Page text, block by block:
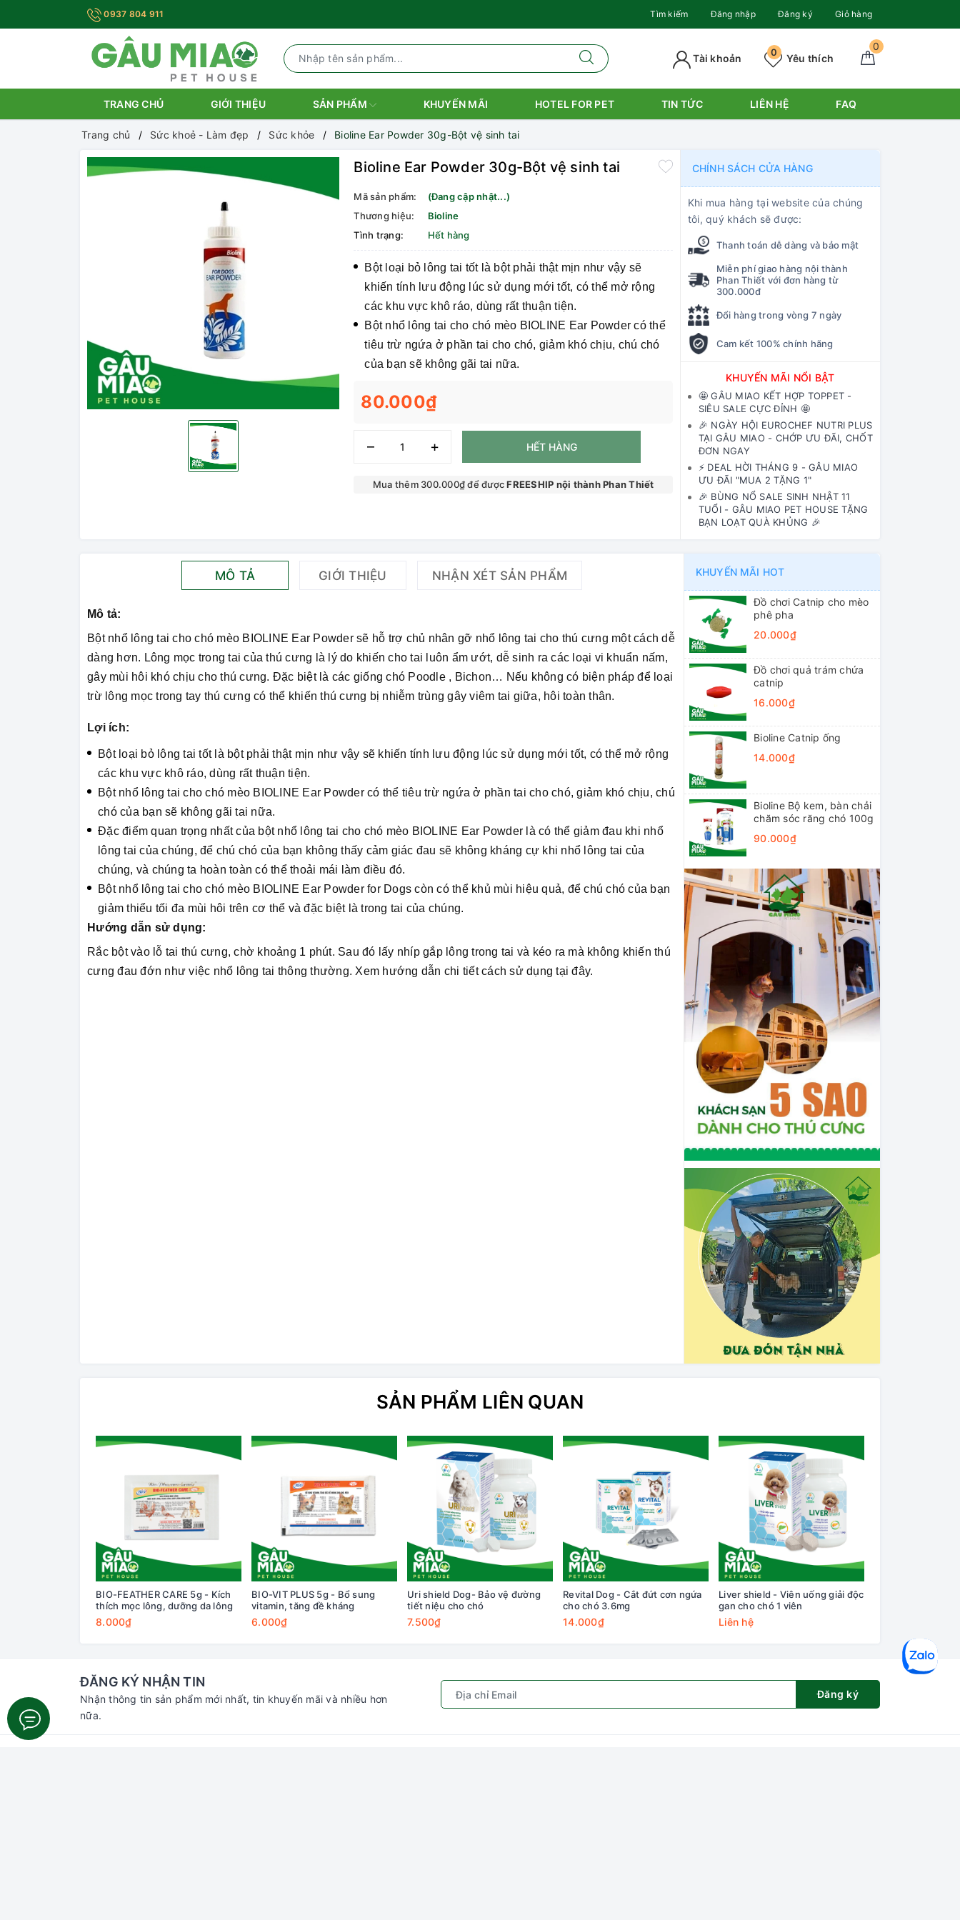
0937 804 911 Tìm kiếm Đăng nhập Đăng ký Giỏ hàng
0
Yêu thích
0
Tài khoản
TRANG CHỦ GIỚI THIỆU SẢN PHẨM KHUYẾN MÃI HOTEL FOR PET TIN TỨC LIÊN HỆ FAQ
Trang chủ Sức khoẻ - Làm đẹp Sức khỏe Bioline Ear Powder 30g-Bột vệ sinh tai
Bioline Ear Powder 30g-Bột vệ sinh tai
Mã sản phẩm:
(Đang cập nhật...)
Thương hiệu:
Bioline
Tình trạng:
Hết hàng
Bột loại bỏ lông tai tốt là bột phải thật mịn như vậy sẽ
khiến tính lưu động lúc sử dụng mới tốt, có thể mở rộng
các khu vực khô ráo, dùng rất thuận tiện.
Bột nhổ lông tai cho chó mèo BIOLINE Ear Powder có thể
tiêu trừ ngứa ở phần tai cho chó, giảm khó chịu, chú chó
của bạn sẽ không gãi tai nữa.
80.000₫
– + HẾT HÀNG
Mua thêm 300.000₫ để đượcFREESHIP nội thành Phan Thiết
CHÍNH SÁCH CỬA HÀNG
Khi mua hàng tại website của chúng
tôi, quý khách sẽ được:
Thanh toán dễ dàng và bảo mật
Miễn phí giao hàng nội thành
Phan Thiết với đơn hàng từ
300.000đ
Đổi hàng trong vòng 7 ngày
Cam kết 100% chính hãng
KHUYẾN MÃI NỔI BẬT
🤩 GÂU MIAO KẾT HỢP TOPPET -
SIÊU SALE CỰC ĐỈNH 🤩
🎉 NGÀY HỘI EUROCHEF NUTRI PLUS
TẠI GÂU MIAO - CHỚP ƯU ĐÃI, CHỐT
ĐƠN NGAY
⚡️ DEAL HỜI THÁNG 9 - GÂU MIAO
ƯU ĐÃI "MUA 2 TẶNG 1"
🎉 BÙNG NỔ SALE SINH NHẬT 11
TUỔI - GÂU MIAO PET HOUSE TẶNG
BẠN LOẠT QUÀ KHỦNG 🎉
MÔ TẢ GIỚI THIỆU NHẬN XÉT SẢN PHẨM
Mô tả:
Bột nhổ lông tai cho chó mèo BIOLINE Ear Powder sẽ hỗ trợ chủ nhân gỡ nhổ lông tai cho thú cưng một cách dễ
dàng hơn. Lông mọc trong tai của thú cưng là lý do khiến cho tai luôn ẩm ướt, dễ sinh ra các loại vi khuẩn nấm,
gây mùi hôi khó chịu cho thú cưng. Đặc biệt là các giống chó Poodle , Bichon… Nếu không có biện pháp để loại
trừ lông mọc trong tay thú cưng có thể khiến thú cưng bị nhiễm trùng gây viêm tai giữa, hôi toàn thân.
Lợi ích:
Bột loại bỏ lông tai tốt là bột phải thật mịn như vậy sẽ khiến tính lưu động lúc sử dụng mới tốt, có thể mở rộng
các khu vực khô ráo, dùng rất thuận tiện.
Bột nhổ lông tai cho chó mèo BIOLINE Ear Powder có thể tiêu trừ ngứa ở phần tai cho chó, giảm khó chịu, chú
chó của bạn sẽ không gãi tai nữa.
Đặc điểm quan trọng nhất của bột nhổ lông tai cho chó mèo BIOLINE Ear Powder là có thể giảm đau khi nhổ
lông tai của chúng, để chú chó của bạn không thấy cảm giác đau sẽ không kháng cự khi nhổ lông tai của
chúng, và chúng ta hoàn toàn có thể thoải mái làm điều đó.
Bột nhổ lông tai cho chó mèo BIOLINE Ear Powder for Dogs còn có thể khủ mùi hiệu quả, để chú chó của bạn
giảm thiểu tối đa mùi hôi trên cơ thể và đặc biệt là trong tai của chúng.
Hướng dẫn sử dụng:
Rắc bột vào lỗ tai thú cưng, chờ khoảng 1 phút. Sau đó lấy nhíp gắp lông trong tai và kéo ra mà không khiến thú
cưng đau đớn như việc nhổ lông tai thông thường. Xem hướng dẫn chi tiết cách sử dụng tại đây.
KHUYẾN MÃI HOT
Đồ chơi Catnip cho mèo
phê pha
20.000₫
Đồ chơi quả trám chứa
catnip
16.000₫
Bioline Catnip ống
14.000₫
Bioline Bộ kem, bàn chải
chăm sóc răng chó 100g
90.000₫
SẢN PHẨM LIÊN QUAN
BIO-FEATHER CARE 5g - Kích
thích mọc lông, dưỡng da lông
8.000₫
BIO-VIT PLUS 5g - Bổ sung
vitamin, tăng đề kháng
6.000₫
Uri shield Dog- Bảo vệ đường
tiết niệu cho chó
7.500₫
Revital Dog - Cắt đứt cơn ngứa
cho chó 3.6mg
14.000₫
Liver shield - Viên uống giải độc
gan cho chó 1 viên
Liên hệ
ĐĂNG KÝ NHẬN TIN
Nhận thông tin sản phẩm mới nhất, tin khuyến mãi và nhiều hơn
nữa.
Đăng ký